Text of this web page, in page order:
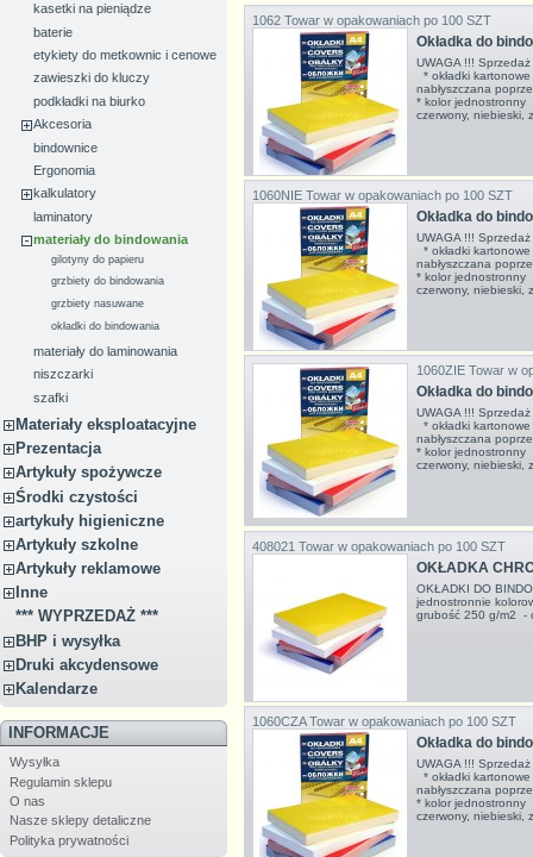
kasetki na pieniądze
baterie
etykiety do metkownic i cenowe
zawieszki do kluczy
podkładki na biurko
Akcesoria
bindownice
Ergonomia
kalkulatory
laminatory
materiały do bindowania
gilotyny do papieru
grzbiety do bindowania
grzbiety nasuwane
okładki do bindowania
materiały do laminowania
niszczarki
szafki
Materiały eksploatacyjne
Prezentacja
Artykuły spożywcze
Środki czystości
artykuły higieniczne
Artykuły szkolne
Artykuły reklamowe
Inne
*** WYPRZEDAŻ ***
BHP i wysyłka
Druki akcydensowe
Kalendarze
INFORMACJE
Wysyłka
Regulamin sklepu
O nas
Nasze sklepy detaliczne
Polityka prywatności
1062 Towar w opakowaniach po 100 SZT
Okładka do
UWAGA !!!
* okładki
nabłyszczana
* kolor jednostronny
czerwony, niebieski,
1060NIE Towar w opakowaniach po 100 SZT
Okładka do
UWAGA !!!
* okładki
nabłyszczana
* kolor jednostronny
czerwony, niebieski,
1060ZIE Towar w
Okładka do
UWAGA !!!
* okładki
nabłyszczana
* kolor jednostronny
czerwony, niebieski,
408021 Towar w opakowaniach po 100 SZT
OKŁADKA
OKŁADKI DO
jednostronnie
grubość 250 g/m2 -
1060CZATowar w opakowaniach po 100 SZT
Okładka do
UWAGA !!!
* okładki
nabłyszczana
* kolor jednostronny
czerwony, niebieski,